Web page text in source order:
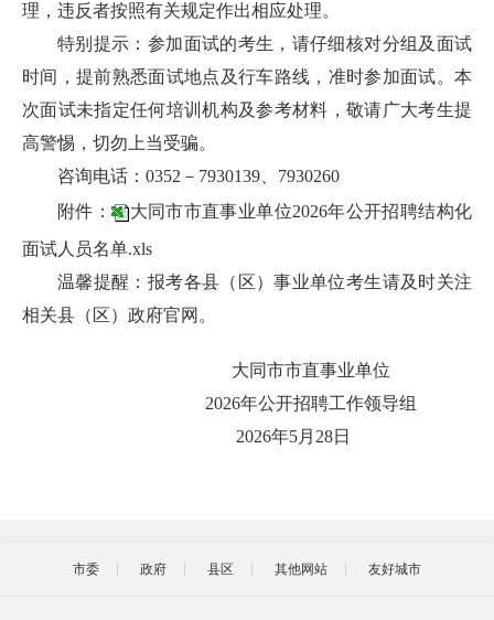
理，违反者按照有关规定作出相应处理。
特别提示：参加面试的考生，请仔细核对分组及面试
时间，提前熟悉面试地点及行车路线，准时参加面试。本
次面试未指定任何培训机构及参考材料，敬请广大考生提
高警惕，切勿上当受骗。
咨询电话：0352－7930139、7930260
附件：
大同市市直事业单位2026年公开招聘结构化
面试人员名单.xls
温馨提醒：报考各县（区）事业单位考生请及时关注
相关县（区）政府官网。
大同市市直事业单位
2026年公开招聘工作领导组
‎2026‎年‎5‎月‎28‎日
市委 政府 县区 其他网站 友好城市